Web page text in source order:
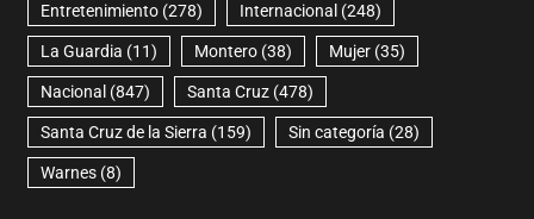
Entretenimiento(278) Internacional (248)
La Guardia (11) Montero(38) Mujer(35)
Nacional (847) Santa Cruz(478)
Santa Cruz de la Sierra (159) Sin categoría (28)
Warnes(8)